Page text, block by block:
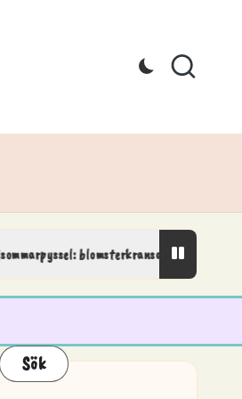
och fina detaljer
Sök